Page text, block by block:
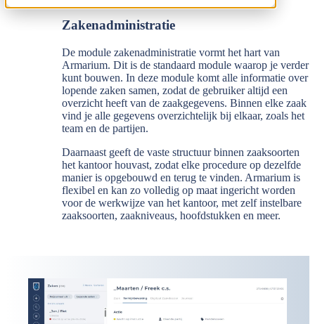
Zakenadministratie
De module zakenadministratie vormt het hart van
Armarium. Dit is de standaard module waarop je verder
kunt bouwen. In deze module komt alle informatie over
lopende zaken samen, zodat de gebruiker altijd een
overzicht heeft van de zaakgegevens. Binnen elke zaak
vind je alle gegevens overzichtelijk bij elkaar, zoals het
team en de partijen.
Daarnaast geeft de vaste structuur binnen zaaksoorten
het kantoor houvast, zodat elke procedure op dezelfde
manier is opgebouwd en terug te vinden. Armarium is
flexibel en kan zo volledig op maat ingericht worden
voor de werkwijze van het kantoor, met zelf instelbare
zaaksoorten, zaakniveaus, hoofdstukken en meer.